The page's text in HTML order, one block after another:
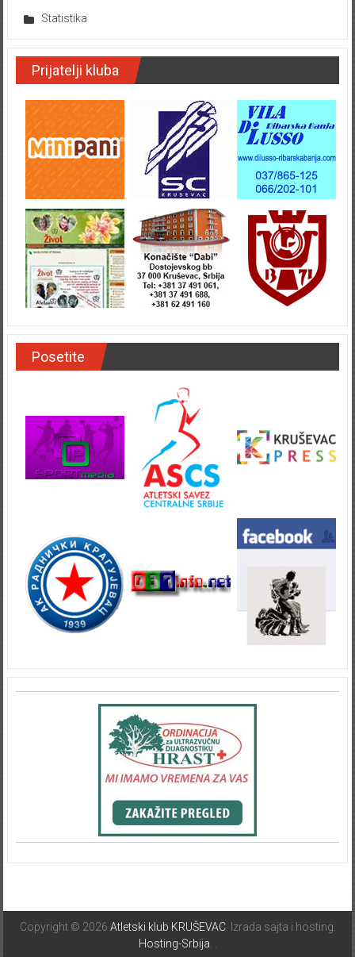
Statistika
Prijatelji kluba
Posetite
Copyright © 2026 Atletski klub KRUŠEVAC. Izrada sajta i hosting:
Hosting-Srbija